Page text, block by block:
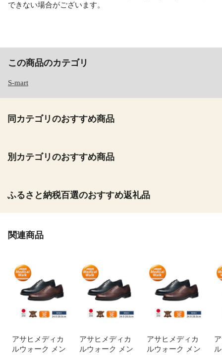
できない場合がございます。
この商品のカテゴリ
S-mart
同カテゴリのおすすめ商品
別カテゴリのおすすめ商品
ふるさと納税百選のおすすめ返礼品
関連商品
アサヒメディカ
ルウォーク メン
アサヒメディカ
ルウォーク メン
アサヒメディカ
ルウォーク メン